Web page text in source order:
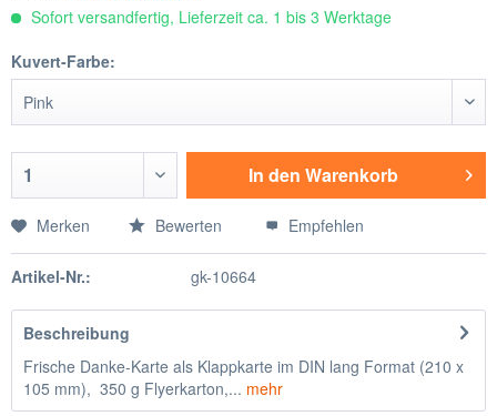
Sofort versandfertig, Lieferzeit ca. 1 bis 3 Werktage
Kuvert-Farbe:
In den Warenkorb
Merken Bewerten Empfehlen
Artikel-Nr.: gk-10664
Beschreibung
Frische Danke-Karte als Klappkarte im DIN lang Format (210 x
105 mm), 350 g Flyerkarton,... mehr